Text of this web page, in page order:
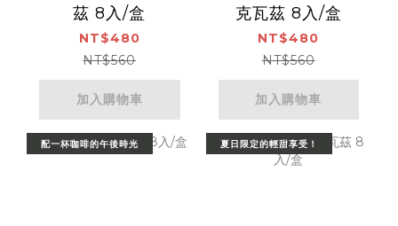
茲 8入/盒
NT$480
NT$560
加入購物車
克瓦茲 8入/盒
NT$480
NT$560
加入購物車
配一杯咖啡的午後時光 夏日限定的輕甜享受！